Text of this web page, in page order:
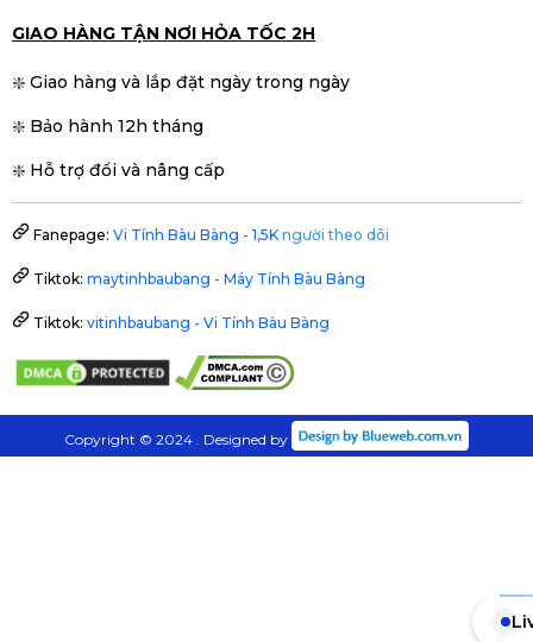
GIAO HÀNG TẬN NƠI HỎA TỐC 2H
❇️ Giao hàng và lắp đặt ngày trong ngày
❇️ Bảo hành 12h tháng
❇️ Hỗ trợ đổi và nâng cấp
Fanepage: Vi Tính Bàu Bàng - 1,5K người theo dõi
Tiktok: maytinhbaubang - Máy Tính Bàu Bàng
Tiktok: vitinhbaubang - Vi Tính Bàu Bàng
Copyright © 2024 . Designed by